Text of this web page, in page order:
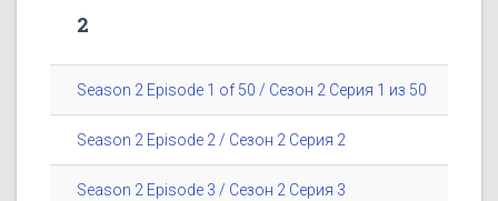
2
Season 2 Episode 1 of 50 / Сезон 2 Серия 1 из 50
Season 2 Episode 2 / Сезон 2 Серия 2
Season 2 Episode 3 / Сезон 2 Серия 3